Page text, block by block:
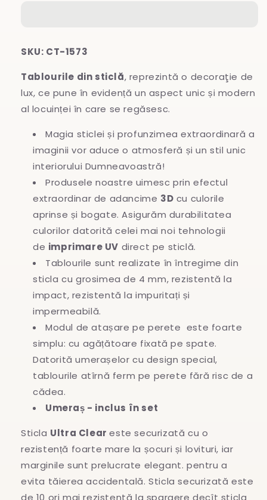
SKU: CT-1573
Tablourile din sticlă, reprezintă o decoraţie de
lux, ce pune în evidență un aspect unic și modern
al locuinței în care se regăsesc.
Magia sticlei și profunzimea extraordinară a
imaginii vor aduce o atmosferă și un stil unic
interiorului Dumneavoastră!
Produsele noastre uimesc prin efectul
extraordinar de adancime 3D cu culorile
aprinse și bogate. Asigurăm durabilitatea
culorilor datorită celei mai noi tehnologii
de imprimare UV direct pe sticlă.
Tablourile sunt realizate în întregimedin
sticla cu grosimea de 4 mm, rezistentă la
impact, rezistentă la impuritați și
impermeabilă.
Modul de atașare pe perete este foarte
simplu: cu agățătoare fixată pe spate.
Datorită umerașelor cu design special,
tablourile atîrnă ferm pe perete fără risc de a
cădea.
Umeraș - inclus în set
Sticla Ultra Cleareste securizată cu o
rezistență foarte mare la șocuri și lovituri, iar
marginile sunt prelucrate elegant. pentru a
evita tăierea accidentală. Sticla securizată este
de 10 ori mai rezistentă la spargere decît sticla